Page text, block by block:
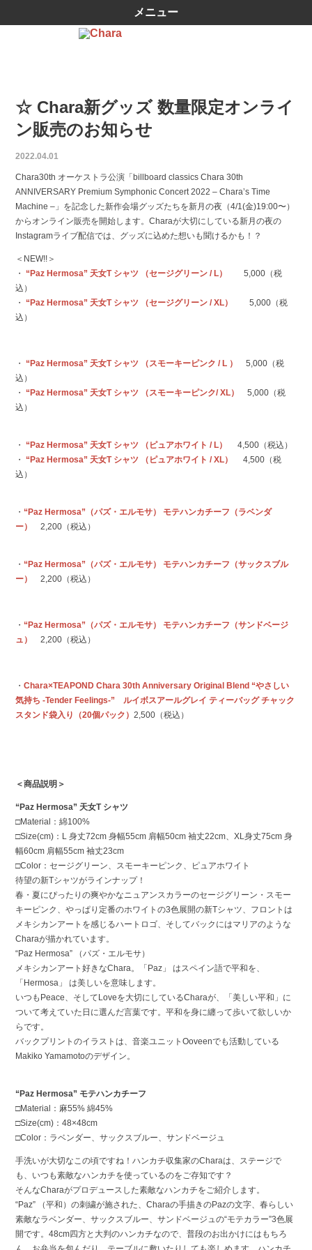
メニュー
☆ Chara新グッズ 数量限定オンライ
ン販売のお知らせ
2022.04.01
Chara30th オーケストラ公演「billboard classics Chara 30th
ANNIVERSARY Premium Symphonic Concert 2022 – Charaʼs Time
Machine –」を記念した新作会場グッズたちを新月の夜（4/1(金)19:00〜）
からオンライン販売を開始します。Charaが大切にしている新月の夜の
Instagramライブ配信では、グッズに込めた想いも聞けるかも！？
＜NEW!!＞
・ “Paz Hermosa” 天女T シャツ （セージグリーン / L）
5,000（税
込）
・ “Paz Hermosa” 天女T シャツ （セージグリーン / XL）
5,000（税
込）
・ “Paz Hermosa” 天女T シャツ （スモーキーピンク / L ）
5,000（税
込）
・ “Paz Hermosa” 天女T シャツ （スモーキーピンク/ XL）
5,000（税
込）
・ “Paz Hermosa” 天女T シャツ （ピュアホワイト / L）4,500（税込）
・
“Paz Hermosa” 天女T シャツ （ピュアホワイト / XL）4,500（税
込）
・ “Paz Hermosa”（パズ・エルモサ） モテハンカチーフ（ラベンダ
ー）2,200（税込）
・ “Paz Hermosa”（パズ・エルモサ） モテハンカチーフ（サックスブル
ー）2,200（税込）
・ “Paz Hermosa”（パズ・エルモサ） モテハンカチーフ（サンドベージ
ュ）
2,200（税込）
・Chara×TEAPOND Chara 30th Anniversary Original Blend “やさしい
気持ち -Tender Feelings-” ルイボスアールグレイ ティーバッグ チャック
スタンド袋入り（20個パック）2,500（税込）
＜商品説明＞
“Paz Hermosa” 天女T シャツ
□Material：綿100%
□Size(cm)：L 身丈72cm 身幅55cm 肩幅50cm 袖丈22cm、XL身丈75cm 身
幅60cm 肩幅55cm 袖丈23cm
□Color：セージグリーン、スモーキーピンク、ピュアホワイト
待望の新Tシャツがラインナップ！
春・夏にぴったりの爽やかなニュアンスカラーのセージグリーン・スモー
キーピンク、やっぱり定番のホワイトの3色展開の新Tシャツ、フロントは
メキシカンアートを感じるハートロゴ、そしてバックにはマリアのような
Charaが描かれています。
“Paz Hermosa” （パズ・エルモサ）
メキシカンアート好きなChara。「Paz」 はスペイン語で平和を、
「Hermosa」 は美しいを意味します。
いつもPeace、そしてLoveを大切にしているCharaが、「美しい平和」に
ついて考えていた日に選んだ言葉です。平和を身に纏って歩いて欲しいか
らです。
バックプリントのイラストは、音楽ユニットOoveenでも活動している
Makiko Yamamotoのデザイン。
“Paz Hermosa” モテハンカチーフ
□Material：麻55% 綿45%
□Size(cm)：48×48cm
□Color：ラベンダー、サックスブルー、サンドベージュ
手洗いが大切なこの頃ですね！ハンカチ収集家のCharaは、ステージで
も、いつも素敵なハンカチを使っているのをご存知です？
そんなCharaがプロデュースした素敵なハンカチをご紹介します。
“Paz” （平和）の刺繍が施された、Charaの手描きのPazの文字、春らしい
素敵なラベンダー、サックスブルー、サンドベージュの“モテカラー”3色展
開です。48cm四方と大判のハンカチなので、普段のお出かけにはもちろ